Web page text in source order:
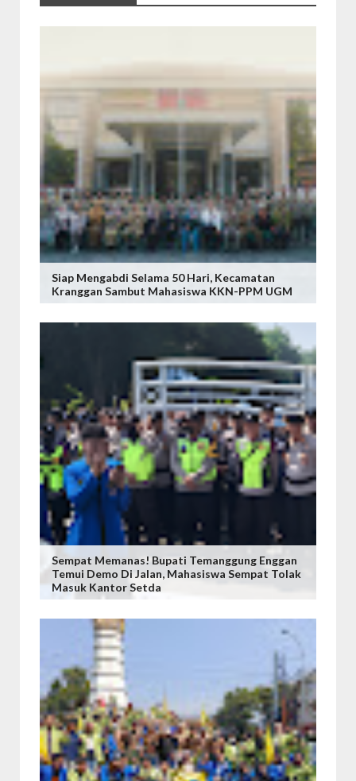
Siap Mengabdi Selama 50 Hari, Kecamatan
Kranggan Sambut Mahasiswa KKN-PPM UGM
Sempat Memanas! Bupati Temanggung Enggan
Temui Demo Di Jalan, Mahasiswa Sempat Tolak
Masuk Kantor Setda